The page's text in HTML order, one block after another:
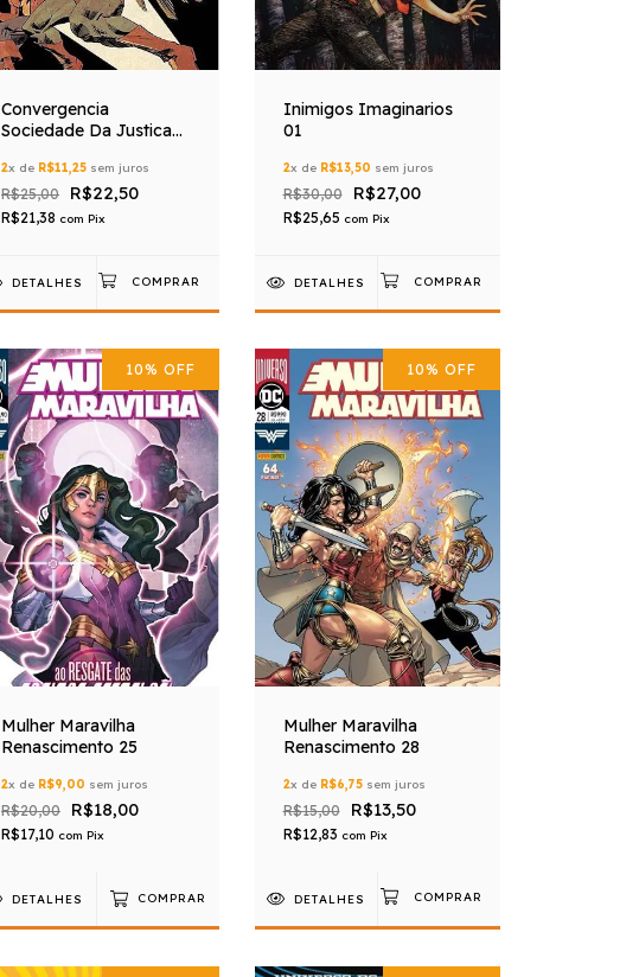
Convergencia
Sociedade Da Justica
2x de R$11,25 sem juros
R$25,00 R$22,50
R$21,38 com Pix
DETALHES
Inimigos Imaginarios
01
2x de R$13,50 sem juros
R$30,00 R$27,00
R$25,65 com Pix
DETALHES
10% OFF
Mulher Maravilha
Renascimento 25
2x de R$9,00 sem juros
R$20,00 R$18,00
R$17,10 com Pix
DETALHES COMPRAR
10% OFF
Mulher Maravilha
Renascimento 28
2x de R$6,75sem juros
R$15,00 R$13,50
R$12,83 com Pix
DETALHES